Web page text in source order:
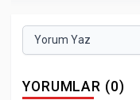
Yorum Yaz
YORUMLAR (0)